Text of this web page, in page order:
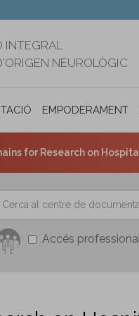
NEUROLÒGIC
EMPODERAMENT
for Research on
Accés